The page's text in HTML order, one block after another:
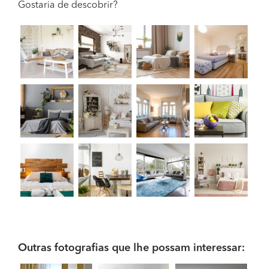
Gostaria de descobrir?
Outras fotografias que lhe possam interessar: